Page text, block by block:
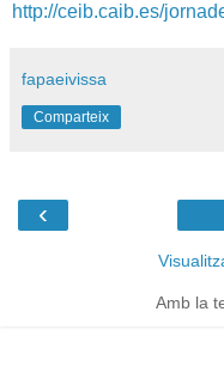
http://ceib.caib.es/
fapaeivissa
Comparteix
‹
Amb la